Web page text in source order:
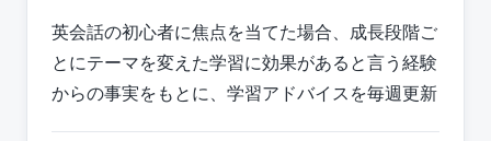
英会話の初心者に焦点を当てた場合、成長段階ご
とにテーマを変えた学習に効果があると言う経験
からの事実をもとに、学習アドバイスを毎週更新